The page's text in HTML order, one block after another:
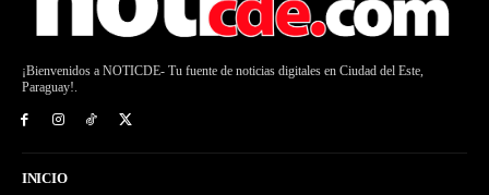
¡Bienvenidos a NOTICDE- Tu fuente de noticias digitales en Ciudad del Este,
Paraguay!.
INICIO